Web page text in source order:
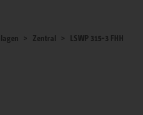
Zentral LSWP 315-3 FHH